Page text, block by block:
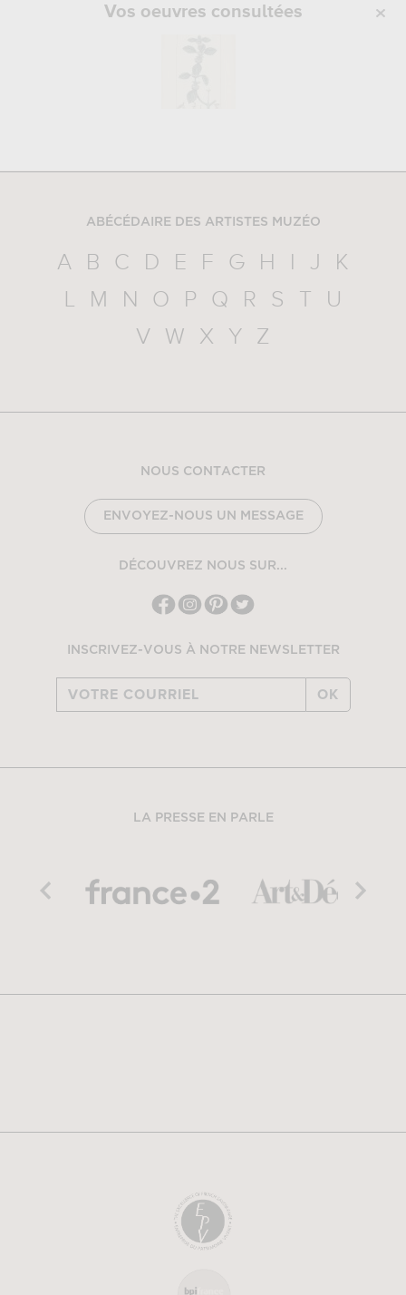
Vos oeuvres consultées
ABÉCÉDAIRE DES ARTISTES MUZÉO
A B C D E F G H I J
K
L
M N O P Q R S T
U
V
W X Y Z
NOUS CONTACTER
ENVOYEZ-NOUS UN MESSAGE
DÉCOUVREZ NOUS SUR...
INSCRIVEZ-VOUS À NOTRE NEWSLETTER
OK
LA PRESSE EN PARLE